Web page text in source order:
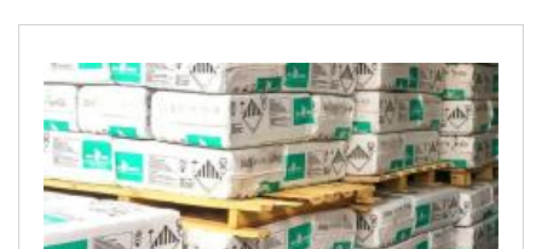
Міцність на розрив понад 3000 Мпа
Щільність від 2,4 до 2,6 г/см3
Температура плавлення від 1450 до 1500 °C
Коефіцієнт тертя 0,8 одиниць
Лужностійкість від 9,1 до 10,3 pH